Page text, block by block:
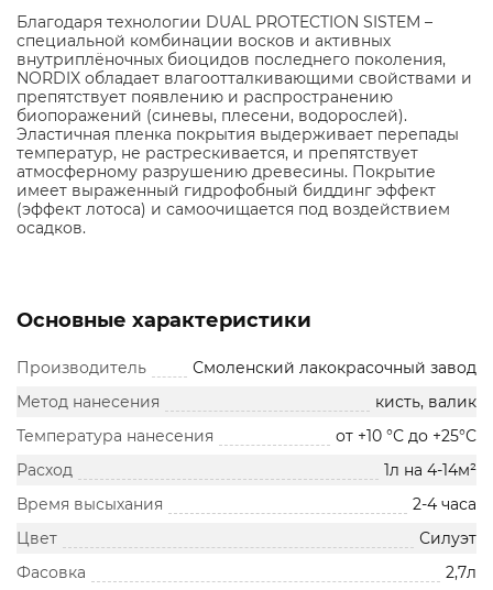
Благодаря технологии DUAL PROTECTION SISTEM –
специальной комбинации восков и активных
внутриплёночных биоцидов последнего поколения,
NORDIX обладает влагоотталкивающими свойствами и
препятствует появлению и распространению
биопоражений (синевы, плесени, водорослей).
Эластичная пленка покрытия выдерживает перепады
температур, не растрескивается, и препятствует
атмосферному разрушению древесины. Покрытие
имеет выраженный гидрофобный биддинг эффект
(эффект лотоса) и самоочищается под воздействием
осадков.
Основные характеристики
Производитель
Смоленский лакокрасочный завод
Метод нанесения
кисть, валик
Температура нанесения
от +10 °С до +25°С
Расход
1л на 4-14м²
Время высыхания
2-4 часа
Цвет
Силуэт
Фасовка
2,7л